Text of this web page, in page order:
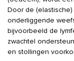
Door de
onderliggende
bijvoorbeeld de
zwachtel
en stollingen